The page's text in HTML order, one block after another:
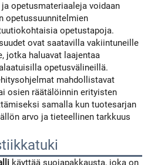
opetusmateriaaleja voidaan
opetussuunnitelmien
opetustapoja.
ovat saatavilla vakiintuneille
jotka haluavat laajentaa
opetusvälineillä.
mahdollistavat
osien räätälöinnin erityisten
samalla kun tuotesarjan
arvo ja tieteellinen tarkkuus
käyttää suojapakkausta, joka on